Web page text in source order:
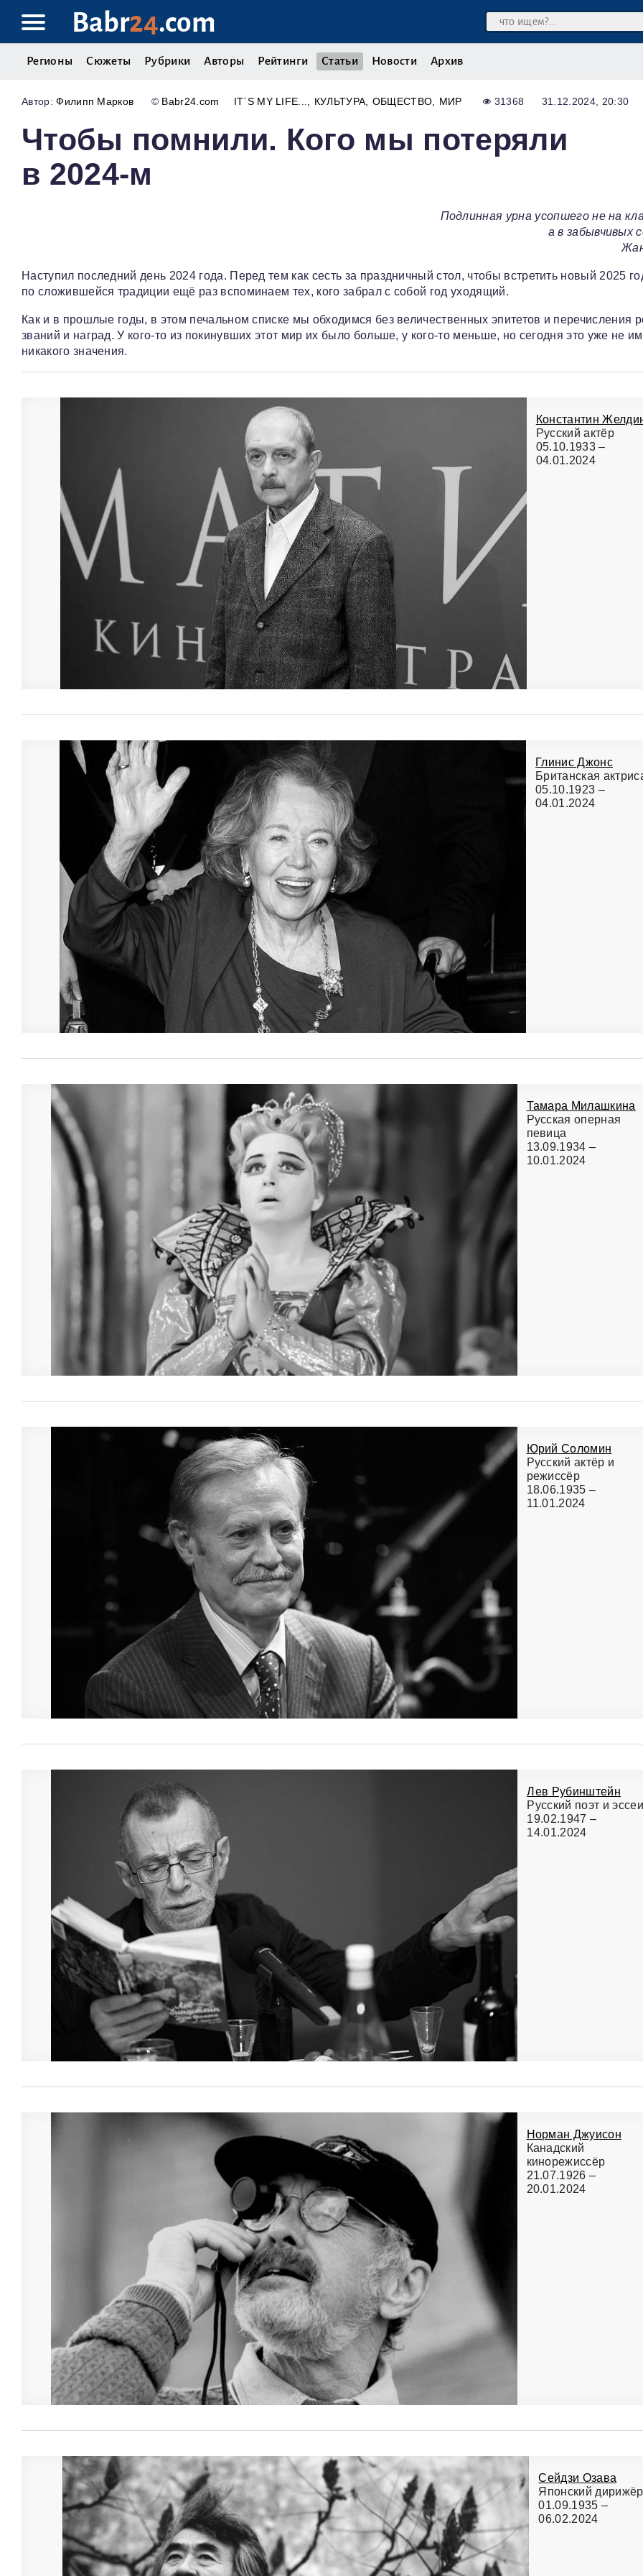
Babr24.com
Регионы Сюжеты Рубрики Авторы Рейтинги Статьи Новости Архив
Филипп Марков © Babr24.com IT`S MY LIFE... КУЛЬТУРА ОБЩЕСТВО МИР 31368 31.12.2024, 20:30
Чтобы помнили. Кого мы потеряли
в 2024‑м
Подлинная урна усопшего не на
а в забывчивых
Наступил последний день 2024 года. Перед тем как сесть за праздничный стол, чтобы встретить новый 2025
по сложившейся традиции ещё раз вспоминаем тех, кого забрал с собой год уходящий.
Как и в прошлые годы, в этом печальном списке мы обходимся без величественных эпитетов и перечисления
званий и наград. У кого‑то из покинувших этот мир их было больше, у кого‑то меньше, но сегодня это уже не
никакого значения.
Константин
Русский актёр
05.10.1933 –
04.01.2024
Глинис Джонс
Британская
05.10.1923 –
04.01.2024
Тамара Милашкина
Русская оперная
певица
13.09.1934 –
10.01.2024
Юрий Соломин
Русский актёр и
режиссёр
18.06.1935 –
11.01.2024
Лев Рубинштейн
Русский поэт и
19.02.1947 –
14.01.2024
Норман Джуисон
Канадский
кинорежиссёр
21.07.1926 –
20.01.2024
Сейдзи Озава
Японский дирижёр
01.09.1935 –
06.02.2024